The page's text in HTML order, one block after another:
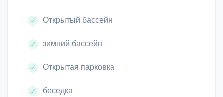
Открытый бассейн
зимний бассейн
Открытая парковка
беседка